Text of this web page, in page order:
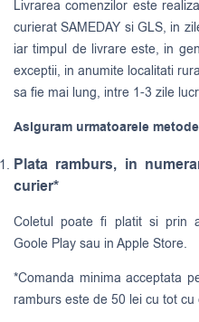
Livrarea comenzilor este
curieratSAMEDAY si GLS, in
iar timpul de livrare este, in
exceptii, in anumite localitati
sa fie mai lung, intre 1-3 zile
Asiguram urmatoarele
Plata ramburs, in
curier*
Coletul poate fi platit si prin
Goole Play sau in Apple Store.
*Comanda minima acceptata
ramburs este de 50 lei cu tot